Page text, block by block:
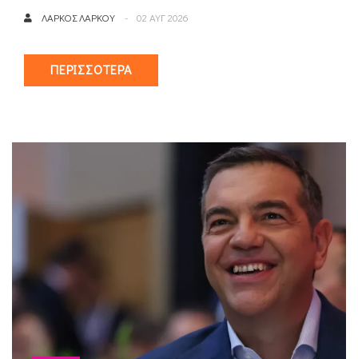
ΛΆΡΚΟΣ ΛΆΡΚΟΥ 02 ΑΥΓ 2026
ΠΕΡΙΣΣΌΤΕΡΑ